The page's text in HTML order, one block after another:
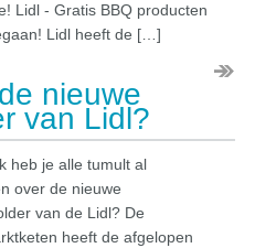
Lidl - Gratis BBQ producten
Lidl heeft de […]
nieuwe
van Lidl?
heb je alle tumult al
over de nieuwe
van de Lidl? De
heeft de afgelopen